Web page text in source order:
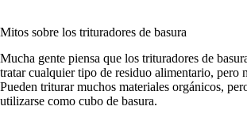
Mitos sobre los trituradores de basura
Mucha gente piensa que los trituradores de
tratar cualquier tipo de residuo alimentario, pero
Pueden triturar muchos materiales orgánicos,
utilizarse como cubo de basura.